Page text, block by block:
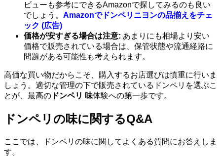
ビューも参考にできるAmazonで探してみるのも良い
でしょう。 Amazonでドンペリニヨンの品揃えをチェ
ック (広告)
価格が安すぎる場合は注意: あまりにも相場より安い
価格で販売されている場合は、保管状態や流通経路に
問題がある可能性も考えられます。
高価な買い物だからこそ、購入するお店選びは慎重に行いま
しょう。適切な管理の下で販売されているドンペリを選ぶこ
とが、最高の ドンペリ 味体験への第一歩です。
ドンペリの味に関するQ&A
ここでは、ドンペリの味に関してよくある質問にお答えしま
す。